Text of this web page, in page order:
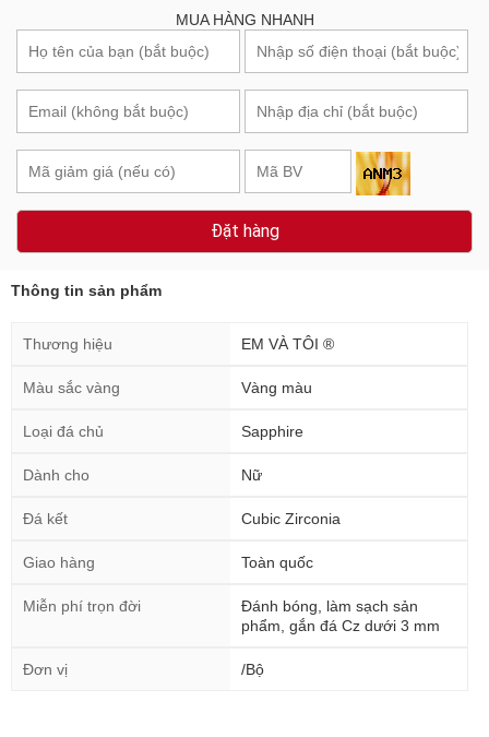
MUA HÀNG NHANH
Đặt hàng
Thông tin sản phẩm
Thương hiệu EM VÀ TÔI ®
Màu sắc vàng Vàng màu
Loại đá chủ Sapphire
Dành cho Nữ
Đá kết Cubic Zirconia
Giao hàng Toàn quốc
Miễn phí trọn đời
Đánh bóng, làm sạch sản
phẩm, gắn đá Cz dưới 3 mm
Đơn vị /Bộ